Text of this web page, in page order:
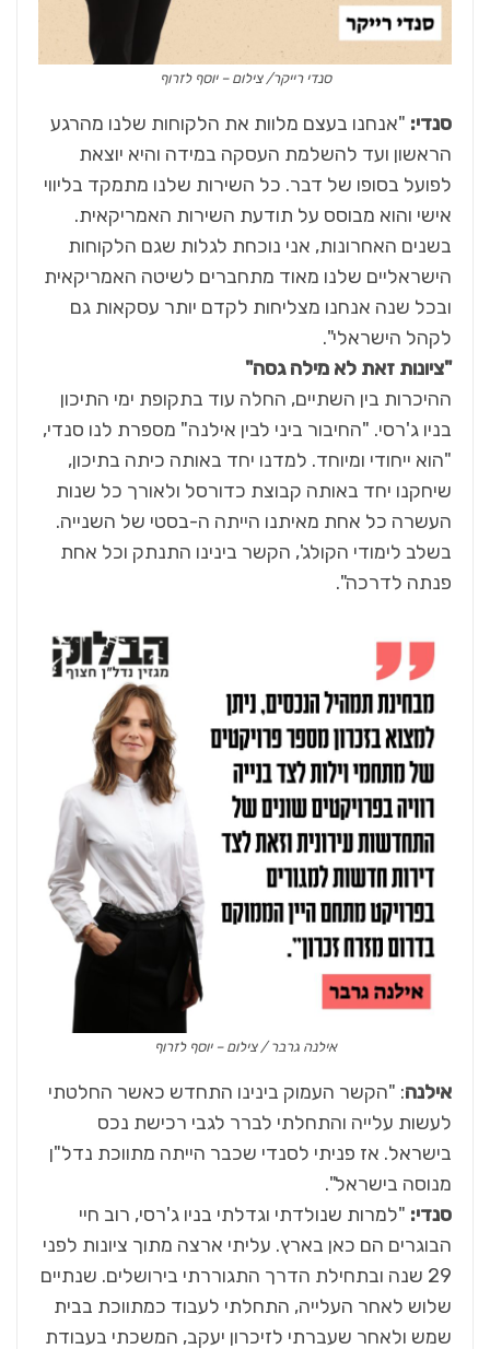
סנדי רייקר/ צילום – יוסף לזרוף
סנדי: "אנחנו בעצם מלוות את הלקוחות שלנו מהרגע
הראשון ועד להשלמת העסקה במידה והיא יוצאת
לפועל בסופו של דבר. כל השירות שלנו מתמקד בליווי
אישי והוא מבוסס על תודעת השירות האמריקאית.
בשנים האחרונות, אני נוכחת לגלות שגם הלקוחות
הישראליים שלנו מאוד מתחברים לשיטה האמריקאית
ובכל שנה אנחנו מצליחות לקדם יותר עסקאות גם
לקהל הישראלי".
"ציונות זאת לא מילה גסה"
ההיכרות בין השתיים, החלה עוד בתקופת ימי התיכון
בניו ג'רסי. "החיבור ביני לבין אילנה" מספרת לנו סנדי,
"הוא ייחודי ומיוחד. למדנו יחד באותה כיתה בתיכון,
שיחקנו יחד באותה קבוצת כדורסל ולאורך כל שנות
העשרה כל אחת מאיתנו הייתה ה-בסטי של השנייה.
בשלב לימודי הקולג', הקשר בינינו התנתק וכל אחת
פנתה לדרכה".
אילנה גרבר / צילום – יוסף לזרוף
אילנה: "הקשר העמוק בינינו התחדש כאשר החלטתי
לעשות עלייה והתחלתי לברר לגבי רכישת נכס
בישראל. אז פניתי לסנדי שכבר הייתה מתווכת נדל"ן
מנוסה בישראל".
סנדי: "למרות שנולדתי וגדלתי בניו ג'רסי, רוב חיי
הבוגרים הם כאן בארץ. עליתי ארצה מתוך ציונות לפני
29 שנה ובתחילת הדרך התגוררתי בירושלים. שנתיים
שלוש לאחר העלייה, התחלתי לעבוד כמתווכת בבית
שמש ולאחר שעברתי לזיכרון יעקב, המשכתי בעבודת